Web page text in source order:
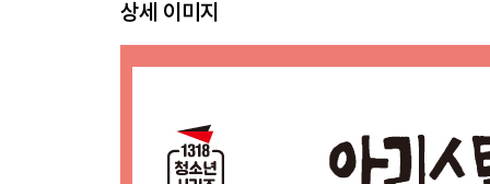
08 덕(德)
09 중용(中庸)
10 아리스토텔레스의 행복
맺는 말
상세 이미지